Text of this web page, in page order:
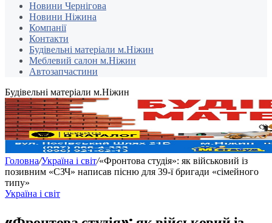
Новини Чернігова
Новини Ніжина
Компанії
Контакти
Будівельні матеріали м.Ніжин
Меблевий салон м.Ніжин
Автозапчастини
Будівельні матеріали м.Ніжин
Головна/Україна і світ/«Фронтова студія»: як військовий із
позивним «СЗЧ» написав пісню для 39-ї бригади «сімейного
типу»
Україна і світ